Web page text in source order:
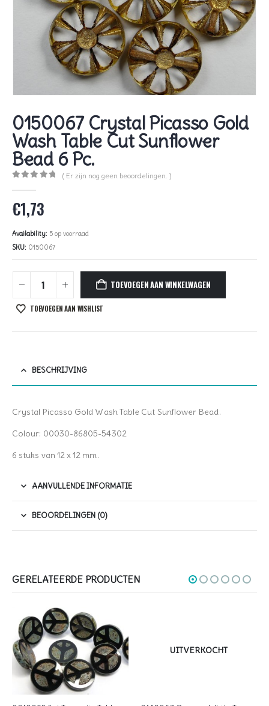
0150067 Crystal Picasso Gold
Wash Table Cut Sunflower
Bead 6 Pc.
( Er zijn nog geen beoordelingen. )
€1,73
Availability: 5 op voorraad
SKU: 0150067
TOEVOEGEN AAN WINKELWAGEN
TOEVOEGEN AAN WISHLIST
BESCHRIJVING
Crystal Picasso Gold Wash Table Cut Sunflower Bead.
Colour: 00030-86805-54302
6 stuks van 12 x 12 mm.
AANVULLENDE INFORMATIE
BEOORDELINGEN (0)
GERELATEERDE PRODUCTEN
UITVERKOCHT